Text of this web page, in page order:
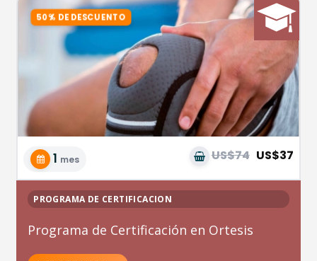
1 mes US$74 US$37
PROGRAMA DE CERTIFICACION
Programa de Certificación en Ortesis